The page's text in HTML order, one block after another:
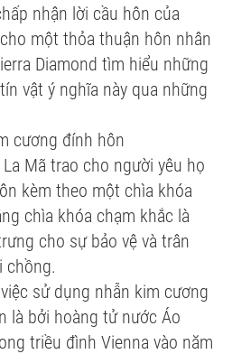
nhận lời cầu hôn của
một thỏa thuận hôn nhân
Diamond tìm hiểu những
vật ý nghĩa này qua những
cương đính hôn
Mã trao cho người yêu họ
kèm theo một chìa khóa
chìa khóa chạm khắc là
cho sự bảo vệ và trân
chồng.
sử dụng nhẫn kim cương
là bởi hoàng tử nước Áo
triều đình Vienna vào năm